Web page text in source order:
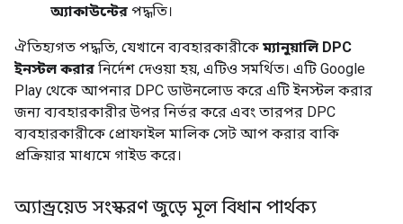
অ্যাকাউন্টের পদ্ধতি।
ঐতিহ্যগত পদ্ধতি, যেখানে ব্যবহারকারীকে ম্যানুয়ালি DPC
ইনস্টল করার নির্দেশ দেওয়া হয়, এটিও সমর্থিত। এটি Google
Play থেকে আপনার DPC ডাউনলোড করে এটি ইনস্টল করার
জন্য ব্যবহারকারীর উপর নির্ভর করে এবং তারপর DPC
ব্যবহারকারীকে প্রোফাইল মালিক সেট আপ করার বাকি
প্রক্রিয়ার মাধ্যমে গাইড করে।
অ্যান্ড্রয়েড সংস্করণ জুড়ে মূল বিধান পার্থক্য